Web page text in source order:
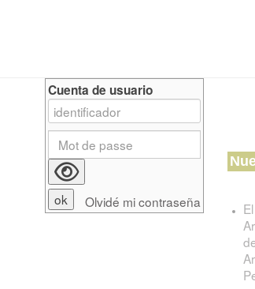
Cuenta de usuario
Olvidé mi contraseña